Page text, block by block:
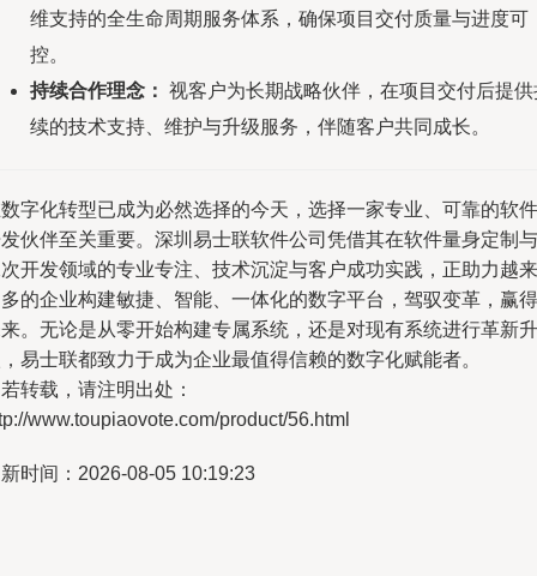
维支持的全生命周期服务体系，确保项目交付质量与进度可
控。
持续合作理念： 视客户为长期战略伙伴，在项目交付后提供
续的技术支持、维护与升级服务，伴随客户共同成长。
字化转型已成为必然选择的今天，选择一家专业、可靠的软件
伙伴至关重要。深圳易士联软件公司凭借其在软件量身定制与
开发领域的专业专注、技术沉淀与客户成功实践，正助力越来
的企业构建敏捷、智能、一体化的数字平台，驾驭变革，赢得
。无论是从零开始构建专属系统，还是对现有系统进行革新升
易士联都致力于成为企业最值得信赖的数字化赋能者。
转载，请注明出处：
www.toupiaovote.com/product/56.html
时间：2026-08-05 10:19:23